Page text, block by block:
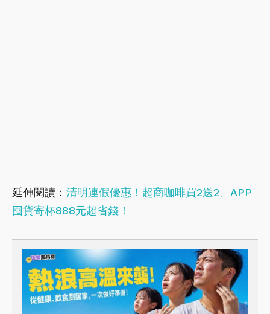
延伸閱讀： 清明連假優惠！超商咖啡買2送2、APP
囤貨寄杯888元超省錢！